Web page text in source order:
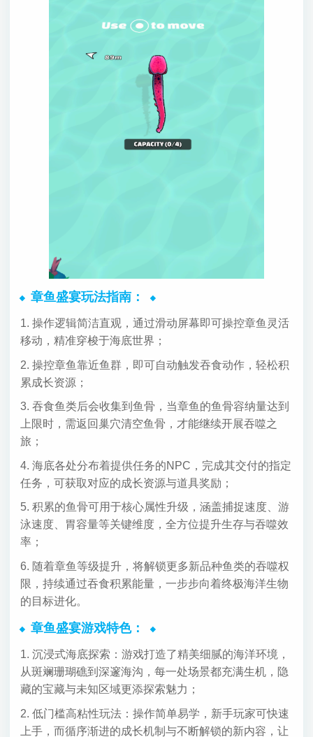
章鱼盛宴玩法指南：
1. 操作逻辑简洁直观，通过滑动屏幕即可操控章鱼灵活
移动，精准穿梭于海底世界；
2. 操控章鱼靠近鱼群，即可自动触发吞食动作，轻松积
累成长资源；
3. 吞食鱼类后会收集到鱼骨，当章鱼的鱼骨容纳量达到
上限时，需返回巢穴清空鱼骨，才能继续开展吞噬之
旅；
4. 海底各处分布着提供任务的NPC，完成其交付的指定
任务，可获取对应的成长资源与道具奖励；
5. 积累的鱼骨可用于核心属性升级，涵盖捕捉速度、游
泳速度、胃容量等关键维度，全方位提升生存与吞噬效
率；
6. 随着章鱼等级提升，将解锁更多新品种鱼类的吞噬权
限，持续通过吞食积累能量，一步步向着终极海洋生物
的目标进化。
章鱼盛宴游戏特色：
1. 沉浸式海底探索：游戏打造了精美细腻的海洋环境，
从斑斓珊瑚礁到深邃海沟，每一处场景都充满生机，隐
藏的宝藏与未知区域更添探索魅力；
2. 低门槛高粘性玩法：操作简单易学，新手玩家可快速
上手，而循序渐进的成长机制与不断解锁的新内容，让